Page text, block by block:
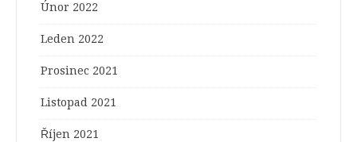
Únor 2022
Leden 2022
Prosinec 2021
Listopad 2021
Říjen 2021